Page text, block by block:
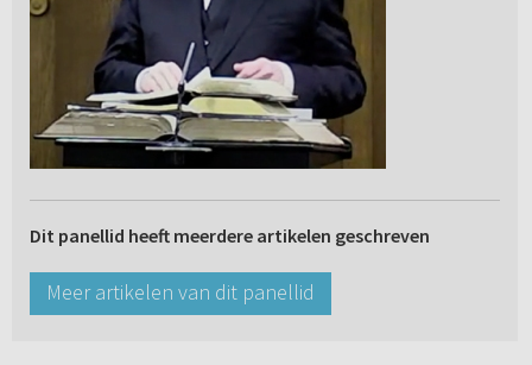
Dit panellid heeft meerdere artikelen geschreven
Meer artikelen van dit panellid